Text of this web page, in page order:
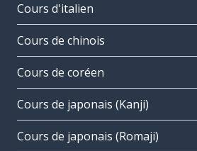
Cours d'italien
Cours de chinois
Cours de coréen
Cours de japonais (Kanji)
Cours de japonais (Romaji)